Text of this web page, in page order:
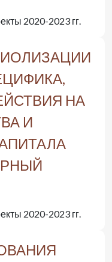
2020-2023 гг.
НА
И
2020-2023 гг.